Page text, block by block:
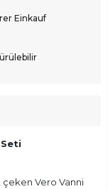
Einkauf
Vero Vanni